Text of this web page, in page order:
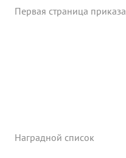
Первая страница приказа
Наградной список